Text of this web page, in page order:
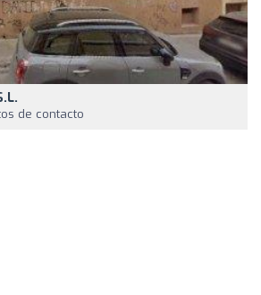
de contacto